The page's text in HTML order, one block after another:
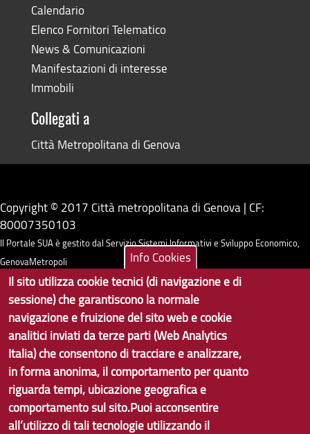
Calendario
Elenco Fornitori Telematico
News & Comunicazioni
Manifestazioni di interesse
Immobili
Collegati a
Città Metropolitana di Genova
Copyright © 2017 Città metropolitana di Genova | CF:
80007350103
Il Portale SUA è gestito dal Servizio Sistemi Informativi e Sviluppo Economico,
GenovaMetropoli
Tecnologie e Accessibilità
Contatti per il sito Web
Info Cookies
Il sito utilizza cookie tecnici (di navigazione e di
sessione) che garantiscono la normale
navigazione e fruizione del sito web e cookie
analitici inviati da terze parti (Web Analytics
Italia) che consentono di tracciare e analizzare,
in forma anonima, il comportamento per quanto
riguarda tempi, ubicazione geografica e
comportamento sul sito.Puoi acconsentire
all’utilizzo di tali tecnologie utilizzando il